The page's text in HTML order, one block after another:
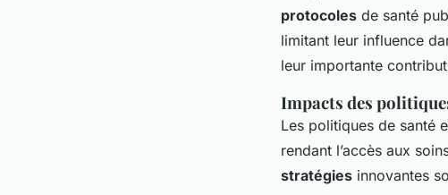
protocoles de santé
limitant leur influence
leur importante
Impacts des
Les politiques de santé
rendant l’accès aux
stratégies innovantes